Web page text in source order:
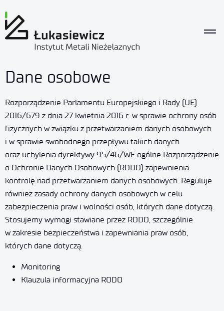
Dane osobowe
Rozporządzenie Parlamentu Europejskiego i Rady (UE)
2016/679 z dnia 27 kwietnia 2016 r. w sprawie ochrony osób
fizycznych w związku z przetwarzaniem danych osobowych
i w sprawie swobodnego przepływu takich danych
oraz uchylenia dyrektywy 95/46/WE ogólne Rozporządzenie
o Ochronie Danych Osobowych (RODO) zapewnienia
kontrolę nad przetwarzaniem danych osobowych. Reguluje
również zasady ochrony danych osobowych w celu
zabezpieczenia praw i wolności osób, których dane dotyczą.
Stosujemy wymogi stawiane przez RODO, szczególnie
w zakresie bezpieczeństwa i zapewniania praw osób,
których dane dotyczą.
Monitoring
Klauzula informacyjna RODO